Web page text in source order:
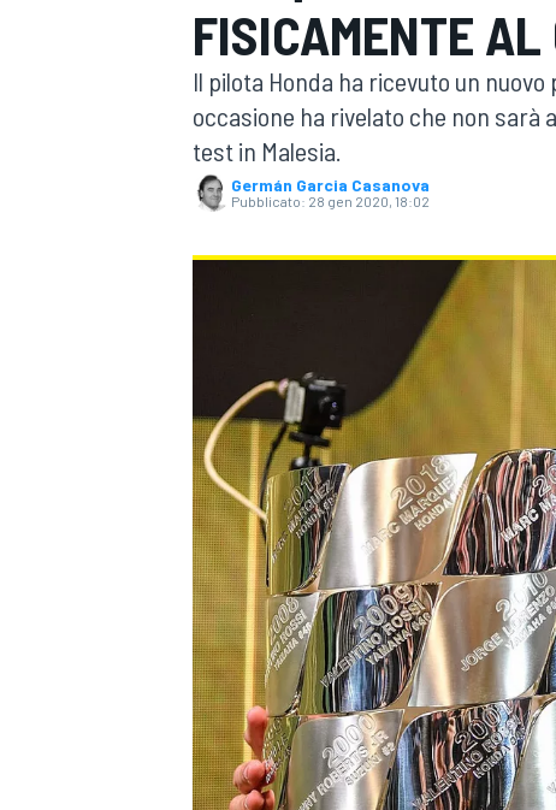
MOTOGP WEC
FISICAMENTE
Il pilota Honda ha ricevuto un
occasione ha rivelato che non sarà
test in Malesia.
Germán Garcia Casanova
Pubblicato: 28 gen 2020, 18:02